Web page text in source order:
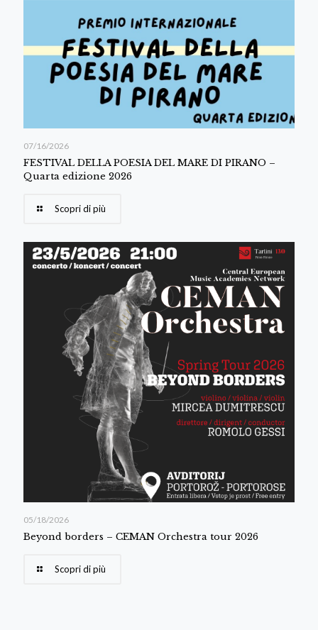
07/16/2026
FESTIVAL DELLA POESIA DEL MARE DI PIRANO –
Quarta edizione 2026
Scopri di più
05/18/2026
Beyond borders – CEMAN Orchestra tour 2026
Scopri di più